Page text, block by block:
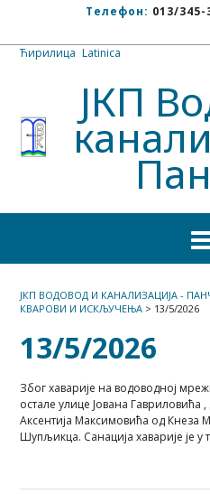
Телефон: 013/345-
Ћирилица Latinica
ЈКП
ЈКП ВОДОВОД И КАНАЛИЗАЦИЈА -
КВАРОВИ И ИСКЉУЧЕЊА > 13/5/2026
13/5/2026
Због хаварије на водоводној
остале улице Јована Гавриловића
Аксентија Максимовића од Кнеза
Шупљикца. Санација хаварије је у